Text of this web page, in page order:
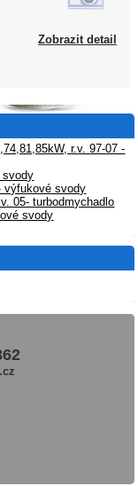
Zobrazit detail
r.v. 97-07 -
svody
výfukové svody
05- turbodmychadlo
svody